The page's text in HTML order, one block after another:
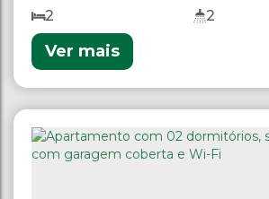
2 2
Ver mais